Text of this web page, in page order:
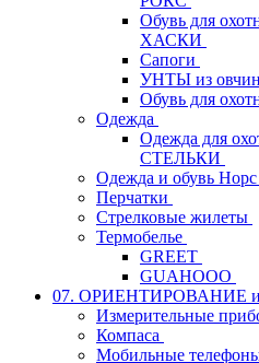
Обувь для
ХАСКИ
Сапоги
УНТЫ из
Обувь для
Одежда
Одежда для
СТЕЛЬКИ
Одежда и обувь
Перчатки
Стрелковые жилеты
Термобелье
GREET
GUAHOOO
07. ОРИЕНТИРОВАНИЕ
Измерительные
Компаса
Мобильные